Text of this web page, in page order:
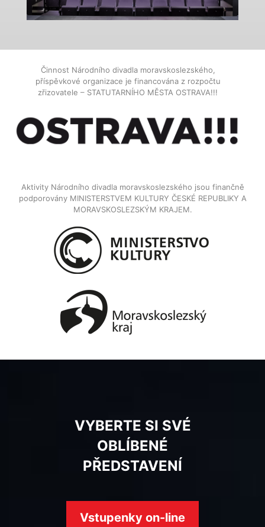
Činnost Národního divadla moravskoslezského,
příspěvkové organizace je financována z rozpočtu
zřizovatele – STATUTARNÍHO MĚSTA OSTRAVA!!!
Aktivity Národního divadla moravskoslezského jsou finančně
podporovány MINISTERSTVEM KULTURY ČESKÉ REPUBLIKY A
MORAVSKOSLEZSKÝM KRAJEM.
VYBERTE SI SVÉ
OBLÍBENÉ
PŘEDSTAVENÍ
Vstupenky on-line